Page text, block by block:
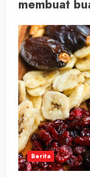
membuat
Berita